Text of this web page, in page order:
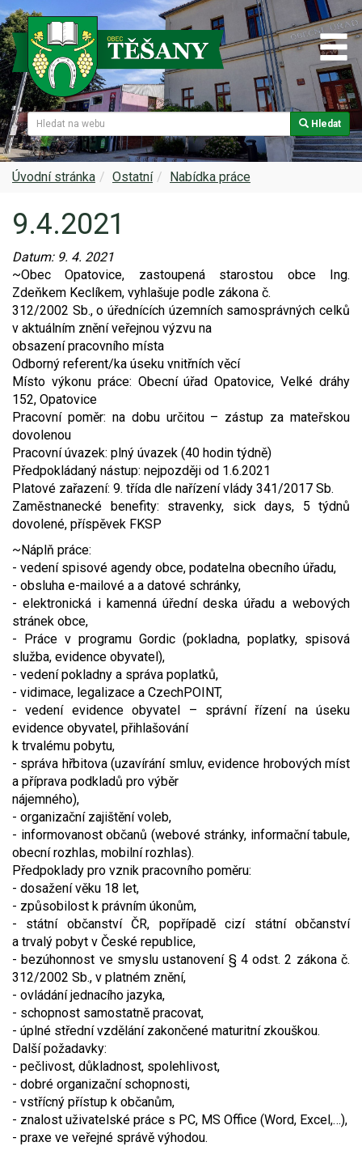
Hledat
Úvodní stránka Ostatní Nabídka práce
9.4.2021
Datum: 9. 4. 2021
~Obec Opatovice, zastoupená starostou obce Ing.
Zdeňkem Keclíkem, vyhlašuje podle zákona č.
312/2002 Sb., o úřednících územních samosprávných celků
v aktuálním znění veřejnou výzvu na
obsazení pracovního místa
Odborný referent/ka úseku vnitřních věcí
Místo výkonu práce: Obecní úřad Opatovice, Velké dráhy
152, Opatovice
Pracovní poměr: na dobu určitou – zástup za mateřskou
dovolenou
Pracovní úvazek: plný úvazek (40 hodin týdně)
Předpokládaný nástup: nejpozději od 1.6.2021
Platové zařazení: 9. třída dle nařízení vlády 341/2017 Sb.
Zaměstnanecké benefity: stravenky, sick days, 5 týdnů
dovolené, příspěvek FKSP
~Náplň práce:
- vedení spisové agendy obce, podatelna obecního úřadu,
- obsluha e-mailové a a datové schránky,
- elektronická i kamenná úřední deska úřadu a webových
stránek obce,
- Práce v programu Gordic (pokladna, poplatky, spisová
služba, evidence obyvatel),
- vedení pokladny a správa poplatků,
- vidimace, legalizace a CzechPOINT,
- vedení evidence obyvatel – správní řízení na úseku
evidence obyvatel, přihlašování
k trvalému pobytu,
- správa hřbitova (uzavírání smluv, evidence hrobových míst
a příprava podkladů pro výběr
nájemného),
- organizační zajištění voleb,
- informovanost občanů (webové stránky, informační tabule,
obecní rozhlas, mobilní rozhlas).
Předpoklady pro vznik pracovního poměru:
- dosažení věku 18 let,
- způsobilost k právním úkonům,
- státní občanství ČR, popřípadě cizí státní občanství
a trvalý pobyt v České republice,
- bezúhonnost ve smyslu ustanovení § 4 odst. 2 zákona č.
312/2002 Sb., v platném znění,
- ovládání jednacího jazyka,
- schopnost samostatně pracovat,
- úplné střední vzdělání zakončené maturitní zkouškou.
Další požadavky:
- pečlivost, důkladnost, spolehlivost,
- dobré organizační schopnosti,
- vstřícný přístup k občanům,
- znalost uživatelské práce s PC, MS Office (Word, Excel,…),
- praxe ve veřejné správě výhodou.
Naše obec
Z historie
Památky v Těšanech
Zajímavosti v obci
Znak a prapor obce
Virtuální prohlídka
Video - průlet dronem
Naše koně
Úřední deska
Samospráva
Dokumenty obce
Projekty
Matrika
Hlášení rozhlasu
Poruchy, omezení
Mapové služby
Kontakty a info
Zpravodaj
Spolky a sdružení
Kultura
Obecní knihovna
Srub
Sport
Ohlédnutí za lety 2015-2019
Okolní obce
Škola
Farnost
Služby, firmy
Zdravotní služby
Foto, video
Rezervační systém obce
Nabídka práce
Smuteční oznámení
Odkazy